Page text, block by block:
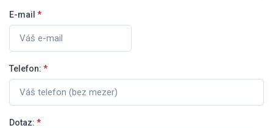
E-mail *
Telefon: *
Dotaz: *